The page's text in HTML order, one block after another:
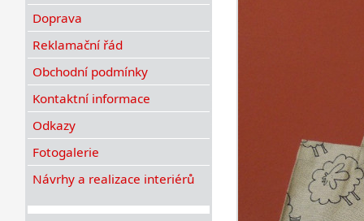
Doprava
Reklamační řád
Obchodní podmínky
Kontaktní informace
Odkazy
Fotogalerie
Návrhy a realizace interiérů